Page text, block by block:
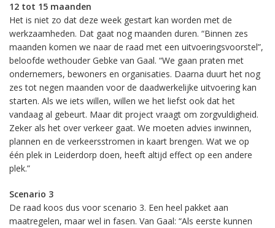
12 tot 15 maanden
Het is niet zo dat deze week gestart kan worden met de
werkzaamheden. Dat gaat nog maanden duren. “Binnen zes
maanden komen we naar de raad met een uitvoeringsvoorstel”,
beloofde wethouder Gebke van Gaal. “We gaan praten met
ondernemers, bewoners en organisaties. Daarna duurt het nog
zes tot negen maanden voor de daadwerkelijke uitvoering kan
starten. Als we iets willen, willen we het liefst ook dat het
vandaag al gebeurt. Maar dit project vraagt om zorgvuldigheid.
Zeker als het over verkeer gaat. We moeten advies inwinnen,
plannen en de verkeersstromen in kaart brengen. Wat we op
één plek in Leiderdorp doen, heeft altijd effect op een andere
plek.”
Scenario 3
De raad koos dus voor scenario 3. Een heel pakket aan
maatregelen, maar wel in fasen. Van Gaal: “Als eerste kunnen